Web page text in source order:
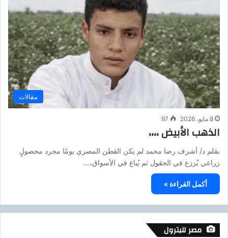
مقالات
8 مايو، 2026 97
الذهب الأبيض ،،،،
بقلم د/ أشرف رضا محمد لم يكن القطن المصري يومًا مجرد محصولٍ
زراعي يُزرَع في الحقول ثم يُباع في الأسواق،…
أكمل القراءة »
مصر للبترول